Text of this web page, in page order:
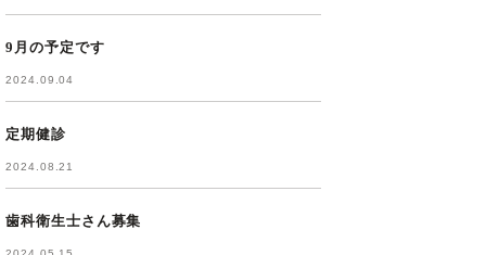
9月の予定です
2024.09.04
定期健診
2024.08.21
歯科衛生士さん募集